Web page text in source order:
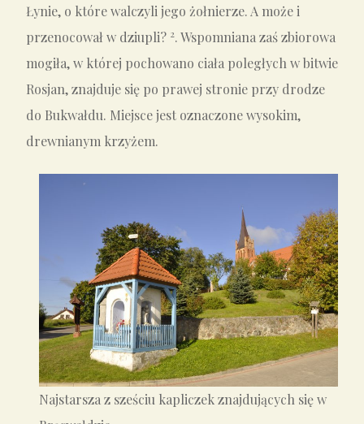
Łynie, o które walczyli jego żołnierze. A może i
przenocował w dziupli? 2. Wspomniana zaś zbiorowa
mogiła, w której pochowano ciała poległych w bitwie
Rosjan, znajduje się po prawej stronie przy drodze
do Bukwałdu. Miejsce jest oznaczone wysokim,
drewnianym krzyżem.
Najstarsza z sześciu kapliczek znajdujących się w